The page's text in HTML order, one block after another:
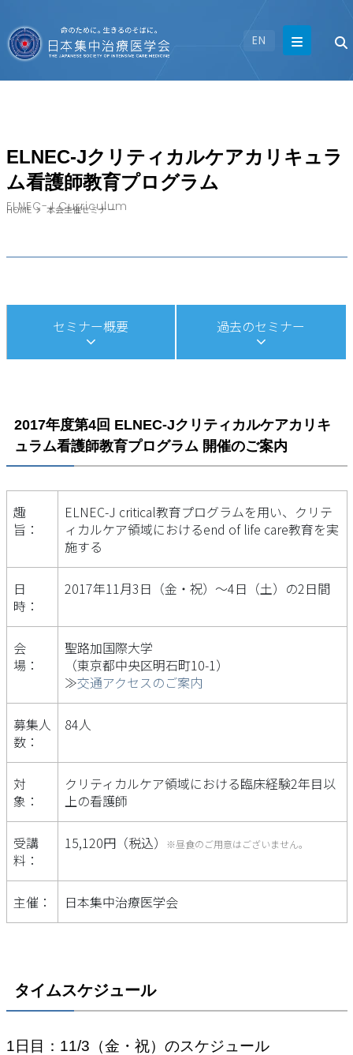
EN
HOME 本会主催セミナー
ELNEC-Jクリティカルケアカリキュラ
ム看護師教育プログラム
ELNEC-J Curriculum
セミナー概要 過去のセミナー
2017年度第4回 ELNEC-Jクリティカルケアカリキ
ュラム看護師教育プログラム 開催のご案内
趣
旨：
ELNEC-J critical教育プログラムを用い、クリテ
ィカルケア領域におけるend of life care教育を実
施する
日
時：
2017年11月3日（金・祝）～4日（土）の2日間
会
場：
聖路加国際大学
（東京都中央区明石町10-1）
≫交通アクセスのご案内
募集人
数：
84人
対
象：
クリティカルケア領域における臨床経験2年目以
上の看護師
受講
料：
15,120円（税込） ※昼食のご用意はございません。
主催： 日本集中治療医学会
タイムスケジュール
1日目：11/3（金・祝）のスケジュール